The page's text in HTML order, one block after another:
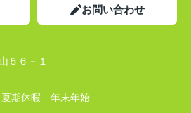
お問い合わせ
５６－１
夏期休暇 年末年始